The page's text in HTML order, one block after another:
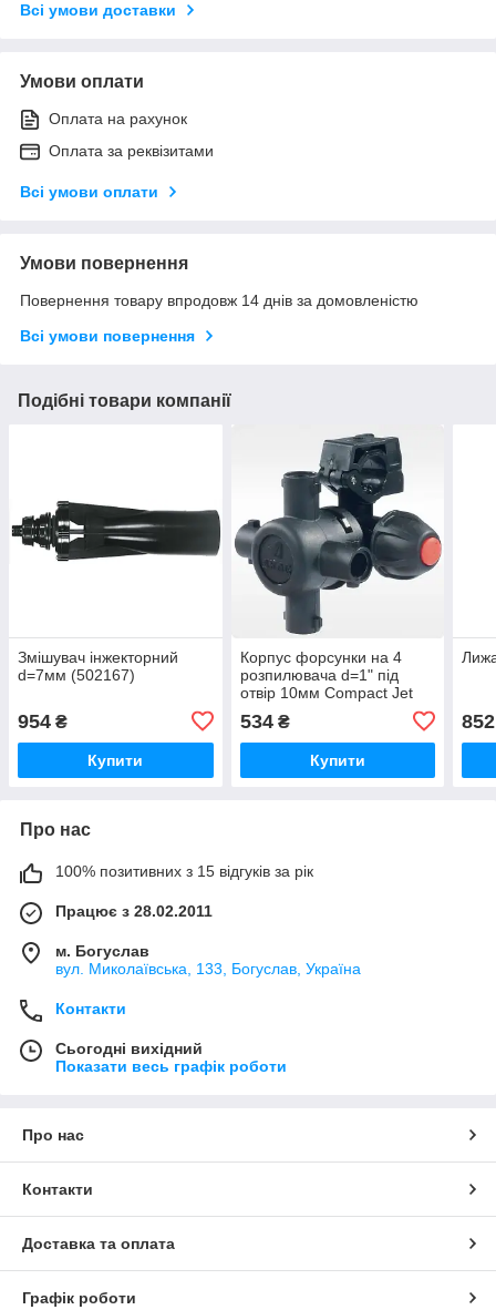
Всі умови доставки
Умови оплати
Оплата на рахунок
Оплата за реквізитами
Всі умови оплати
Умови повернення
Повернення товару впродовж 14 днів за домовленістю
Всі умови повернення
Подібні товари компанії
Змішувач інжекторний
d=7мм (502167)
954 ₴
Купити
Корпус форсунки на 4
розпилювача d=1" під
отвір 10мм Compact Jet
534₴
Купити
852
Про нас
100% позитивних з 15 відгуків за рік
Працює з 28.02.2011
м. Богуслав
вул. Миколаївська, 133, Богуслав, Україна
Контакти
Сьогодні вихідний
Показати весь графік роботи
Про нас
Контакти
Доставка та оплата
Графік роботи